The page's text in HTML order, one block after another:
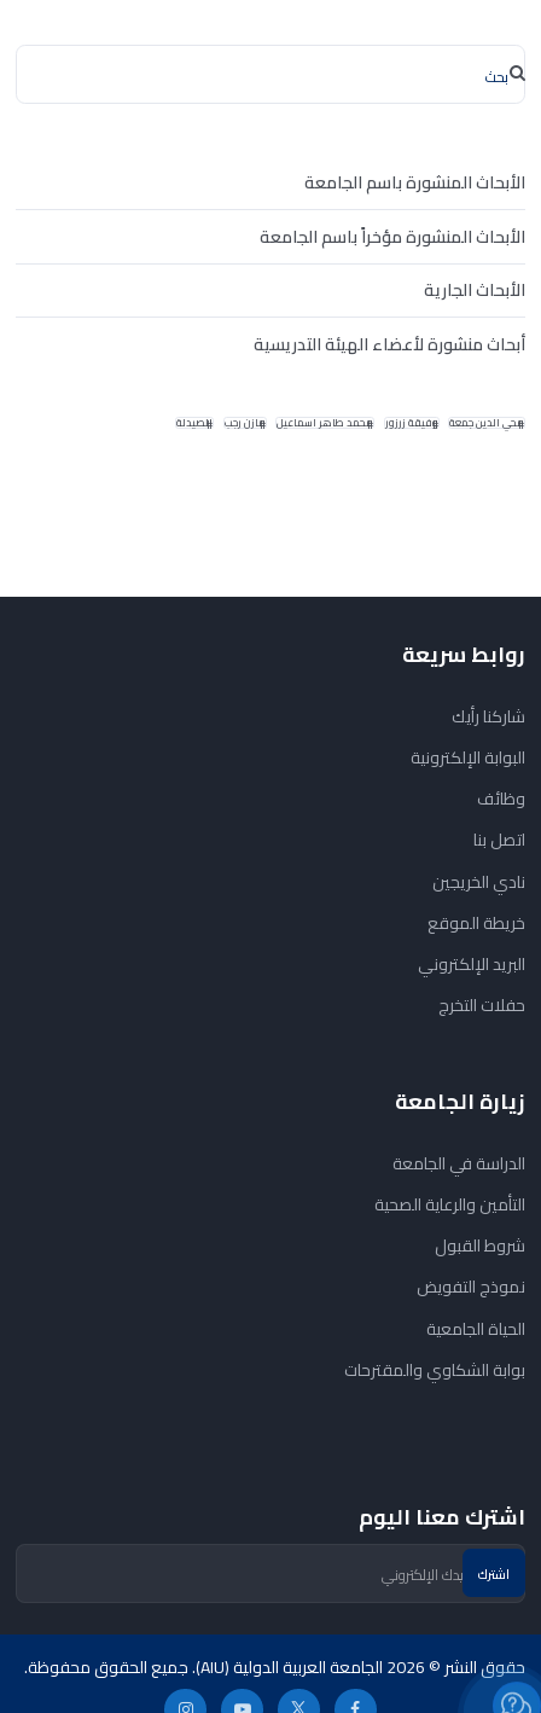
الأبحاث المنشورة باسم الجامعة
الأبحاث المنشورة مؤخراً باسم الجامعة
الأبحاث الجارية
أبحاث منشورة لأعضاء الهيئة التدريسية
محي الدين جمعة وفيقة زرزور محمد طاهر اسماعيل مازن رجب الصيدلة
روابط سريعة
شاركنا رأيك
البوابة الإلكترونية
وظائف
اتصل بنا
نادي الخريجين
خريطة الموقع
البريد الإلكتروني
حفلات التخرج
زيارة الجامعة
الدراسة في الجامعة
التأمين والرعاية الصحية
شروط القبول
نموذج التفويض
الحياة الجامعية
بوابة الشكاوي والمقترحات
اشترك معنا اليوم
حقوق النشر © 2026 الجامعة العربية الدولية (AIU). جميع الحقوق محفوظة.